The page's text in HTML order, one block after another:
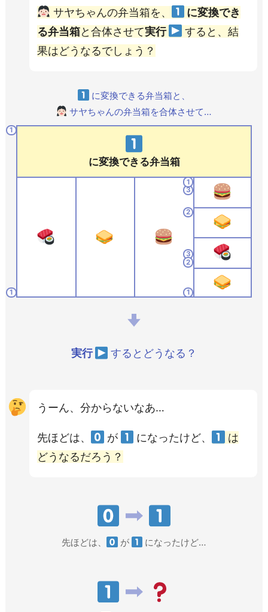
サヤちゃんの弁当箱を、
に変換でき
る弁当箱と合体させて実行
すると、結
果はどうなるでしょう？
に変換できる弁当箱と、
サヤちゃんの弁当箱を合体させて…
1
に変換できる弁当箱
1
1
3
2
2
3
1
実行 するとどうなる？
うーん、分からないなあ…
先ほどは、 が になったけど、
は
どうなるだろう？
先ほどは、 が になったけど…